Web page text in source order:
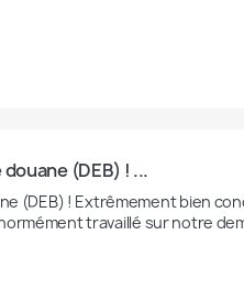
(DEB) ! ...
(DEB) ! Extrêmement bien
travaillé sur notre